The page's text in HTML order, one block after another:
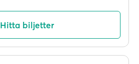
Hitta biljetter